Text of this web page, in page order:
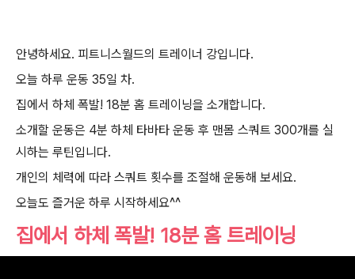
안녕하세요. 피트니스월드의 트레이너 강입니다.
오늘 하루 운동 35일 차.
집에서 하체 폭발! 18분 홈 트레이닝을 소개합니다.
소개할 운동은 4분 하체 타바타 운동 후 맨몸 스쿼트 300개를 실
시하는 루틴입니다.
개인의 체력에 따라 스쿼트 횟수를 조절해 운동해 보세요.
오늘도 즐거운 하루 시작하세요^^
집에서 하체 폭발! 18분 홈 트레이닝